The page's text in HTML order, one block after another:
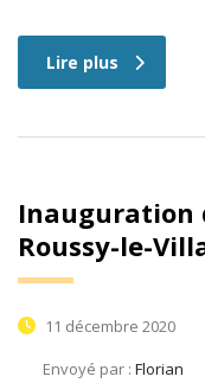
Lire plus
Inauguration
Roussy-le-
11 décembre 2020
Envoyé par : Florian